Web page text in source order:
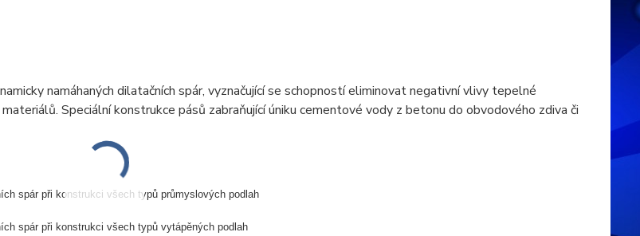
namáhaných dilatačních spár, vyznačující se schopností eliminovat negativní vlivy tepelné
Speciální konstrukce pásů zabraňující úniku cementové vody z betonu do obvodového zdiva či
spár při konstrukci všech typů průmyslových podlah
spár při konstrukci všech typů vytápěných podlah